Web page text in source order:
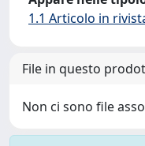
1.1 Articolo in
File in questo
Non ci sono file